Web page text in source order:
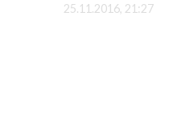
25.11.2016, 21:27